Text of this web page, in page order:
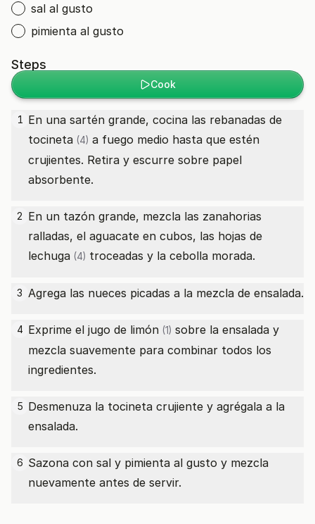
sal al gusto
pimienta al gusto
Steps
Cook
1 En una sartén grande, cocina las rebanadas de
tocineta (4) a fuego medio hasta que estén
crujientes. Retira y escurre sobre papel
absorbente.
2 En un tazón grande, mezcla las zanahorias
ralladas, el aguacate en cubos, las hojas de
lechuga (4) troceadas y la cebolla morada.
3 Agrega las nueces picadas a la mezcla de ensalada.
4 Exprime el jugo de limón (1) sobre la ensalada y
mezcla suavemente para combinar todos los
ingredientes.
5 Desmenuza la tocineta crujiente y agrégala a la
ensalada.
6 Sazona con sal y pimienta al gusto y mezcla
nuevamente antes de servir.